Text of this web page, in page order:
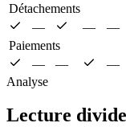
Détachements
—
— —
Paiements
—
— —
Analyse
Lecture